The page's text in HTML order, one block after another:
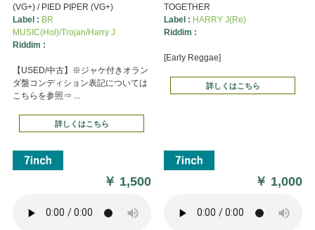
(VG+) / PIED PIPER (VG+)
Label : BR
MUSIC(Hol)/Trojan/Harry J
Riddim :
【USED/中古】※ジャケ付きオラン
ダ盤コンディション表記については
こちらを参照⇒ ...
詳しくはこちら
￥ 1,500
TOGETHER
Label : HARRY J(Re)
Riddim :
[Early Reggae]
詳しくはこちら
￥ 1,000